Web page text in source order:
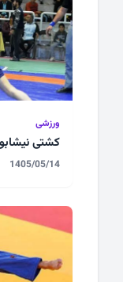
ورزشی
کشتی
1405/05/14